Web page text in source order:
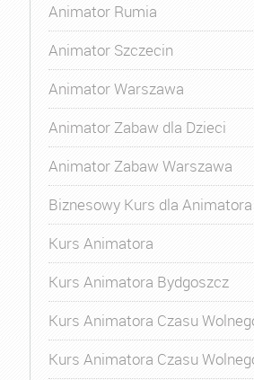
Animator Rumia
Animator Szczecin
Animator Warszawa
Animator Zabaw dla Dzieci
Animator Zabaw Warszawa
Biznesowy Kurs dla Animatora
Kurs Animatora
Kurs Animatora Bydgoszcz
Kurs Animatora Czasu
Kurs Animatora Czasu